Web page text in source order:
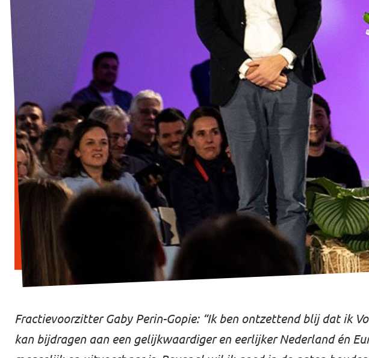
Sprekersaanvraag
Volt There - Buitenlandstichting Volt
Charge - Wetenschappelijk Platform Volt
Fractievoorzitter Gaby Perin-Gopie: “Ik ben ontzettend blij dat ik
kan bijdragen aan een gelijkwaardiger en eerlijker Nederland én